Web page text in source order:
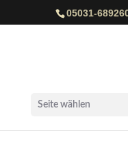
05031-
Seite wählen